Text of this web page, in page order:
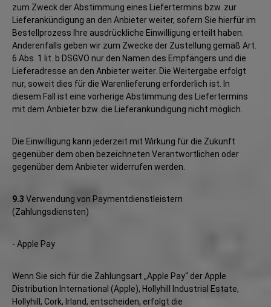
zum Zweck der Abstimmung eines Liefertermins bzw. zur
Lieferankündigung an den Anbieter weiter, sofern Sie hierfür im
Bestellprozess Ihre ausdrückliche Einwilligung erteilt haben.
Anderenfalls geben wir zum Zwecke der Zustellung gemäß Art.
6 Abs. 1 lit. b DSGVO nur den Namen des Empfängers und die
Lieferadresse an den Anbieter weiter. Die Weitergabe erfolgt
nur, soweit dies für die Warenlieferung erforderlich ist. In
diesem Fall ist eine vorherige Abstimmung des Liefertermins
mit dem Anbieter bzw. die Lieferankündigung nicht möglich.
Die Einwilligung kann jederzeit mit Wirkung für die Zukunft
gegenüber dem oben bezeichneten Verantwortlichen oder
gegenüber dem Anbieter widerrufen werden.
9.3 Verwendung von Paymentdienstleistern
(Zahlungsdiensten)
- Apple Pay
Wenn Sie sich für die Zahlungsart „Apple Pay“ der Apple
Distribution International (Apple), Hollyhill Industrial Estate,
Hollyhill, Cork, Irland, entscheiden, erfolgt die